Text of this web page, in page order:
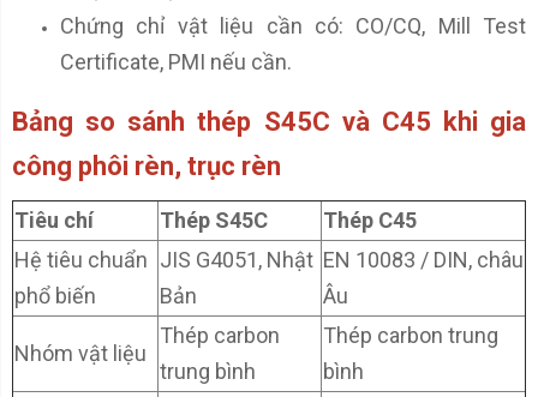
Chứng chỉ vật liệu cần có: CO/CQ, Mill Test
Certificate, PMI nếu cần.
Bảng so sánh thép S45C và C45 khi gia
công phôi rèn, trục rèn
Tiêu chí Thép S45C
Thép C45
Hệ tiêu chuẩn
phổ biến
JIS G4051, Nhật
Bản
EN 10083 / DIN, châu
Âu
Nhóm vật liệu
Thép carbon
trung bình
Thép carbon trung
bình